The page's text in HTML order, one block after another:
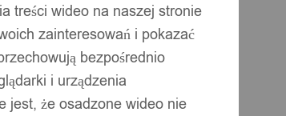
treści wideo na naszej stronie
zainteresowań i pokazać
bezpośrednio
i urządzenia
jest, że osadzone wideo nie